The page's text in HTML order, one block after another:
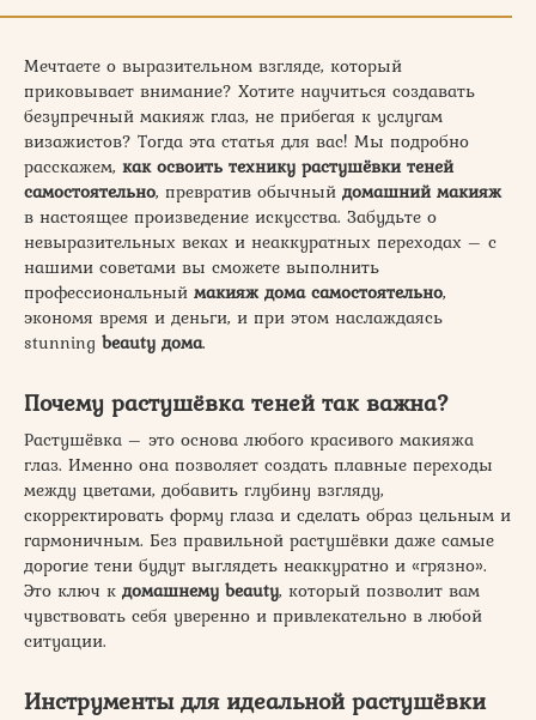
Мечтаете о выразительном взгляде, который
приковывает внимание? Хотите научиться создавать
безупречный макияж глаз, не прибегая к услугам
визажистов? Тогда эта статья для вас! Мы подробно
расскажем, как освоить технику растушёвки теней
самостоятельно, превратив обычный домашний макияж
в настоящее произведение искусства. Забудьте о
невыразительных веках и неаккуратных переходах – с
нашими советами вы сможете выполнить
профессиональный макияж дома самостоятельно,
экономя время и деньги, и при этом наслаждаясь
stunning beauty дома.
Почему растушёвка теней так важна?
Растушёвка – это основа любого красивого макияжа
глаз. Именно она позволяет создать плавные переходы
между цветами, добавить глубину взгляду,
скорректировать форму глаза и сделать образ цельным и
гармоничным. Без правильной растушёвки даже самые
дорогие тени будут выглядеть неаккуратно и «грязно».
Это ключ к домашнему beauty, который позволит вам
чувствовать себя уверенно и привлекательно в любой
ситуации.
Инструменты для идеальной растушёвки